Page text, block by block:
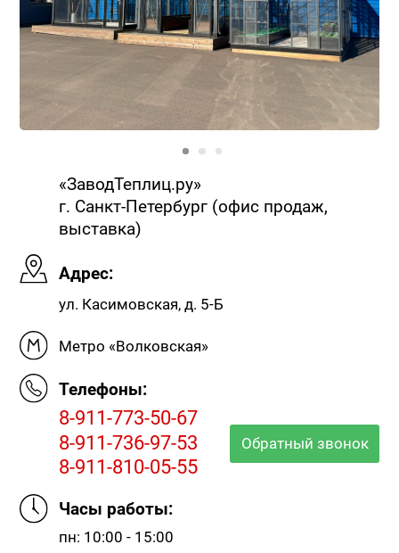
«ЗаводТеплиц.ру»
г. Санкт-Петербург (офис продаж,
выставка)
Адрес:
ул. Касимовская, д. 5-Б
Метро «Волковская»
Телефоны:
8-911-773-50-67
8-911-736-97-53
8-911-810-05-55
Обратный звонок
Часы работы:
пн: 10:00 - 15:00